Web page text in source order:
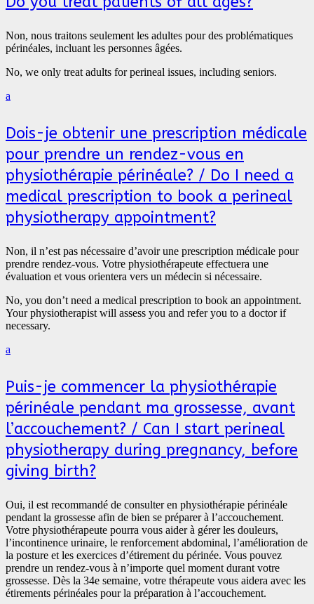
Non, nous traitons seulement les adultes pour des problématiques
périnéales, incluant les personnes âgées.
No, we only treat adults for perineal issues, including seniors.
a
Dois-je obtenir une prescription médicale
pour prendre un rendez-vous en
physiothérapie périnéale? / Do I need a
medical prescription to book a perineal
physiotherapy appointment?
Non, il n’est pas nécessaire d’avoir une prescription médicale pour
prendre rendez-vous. Votre physiothérapeute effectuera une
évaluation et vous orientera vers un médecin si nécessaire.
No, you don’t need a medical prescription to book an appointment.
Your physiotherapist will assess you and refer you to a doctor if
necessary.
a
Puis-je commencer la physiothérapie
périnéale pendant ma grossesse, avant
l’accouchement? / Can I start perineal
physiotherapy during pregnancy, before
giving birth?
Oui, il est recommandé de consulter en physiothérapie périnéale
pendant la grossesse afin de bien se préparer à l’accouchement.
Votre physiothérapeute pourra vous aider à gérer les douleurs,
l’incontinence urinaire, le renforcement abdominal, l’amélioration de
la posture et les exercices d’étirement du périnée. Vous pouvez
prendre un rendez-vous à n’importe quel moment durant votre
grossesse. Dès la 34e semaine, votre thérapeute vous aidera avec les
étirements périnéales pour la préparation à l’accouchement.